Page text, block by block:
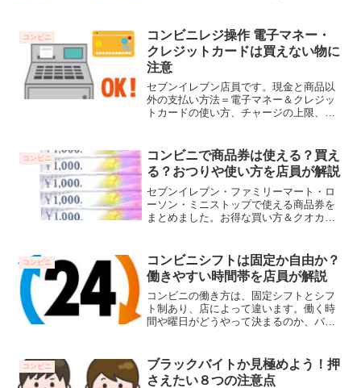
嬉しいです。
コンビニ
コンビニレジ操作 電子マネー・
クレジットカードは買えない物に
注意
セブンイレブン店員です。現金と商品以
外の支払い方法＝電子マネー＆クレジッ
トカードの使い方、チャージの上限、買
コンビニ
コンビニで商品券は使える？買え
る？おつりや使い方を店員が解説
セブンイレブン・ファミリーマート・ロ
ーソン・ミニストップで使える商品券を
まとめました。お得な買い方＆クオカー
えします。
コンビニ
コンビニシフトは固定か自由か？
働きやすい時間帯を店員が解説
コンビニの働き方は、固定シフトとシフ
ト制あり、店によって違います。働く時
間や曜日がどうやって決まるのか、バイ
トと仕事内容についてお伝えします。シ
フトについて固定シフト...
コンビニ
ブラックバイトか見極めよう！押
さえたい８つの注意点